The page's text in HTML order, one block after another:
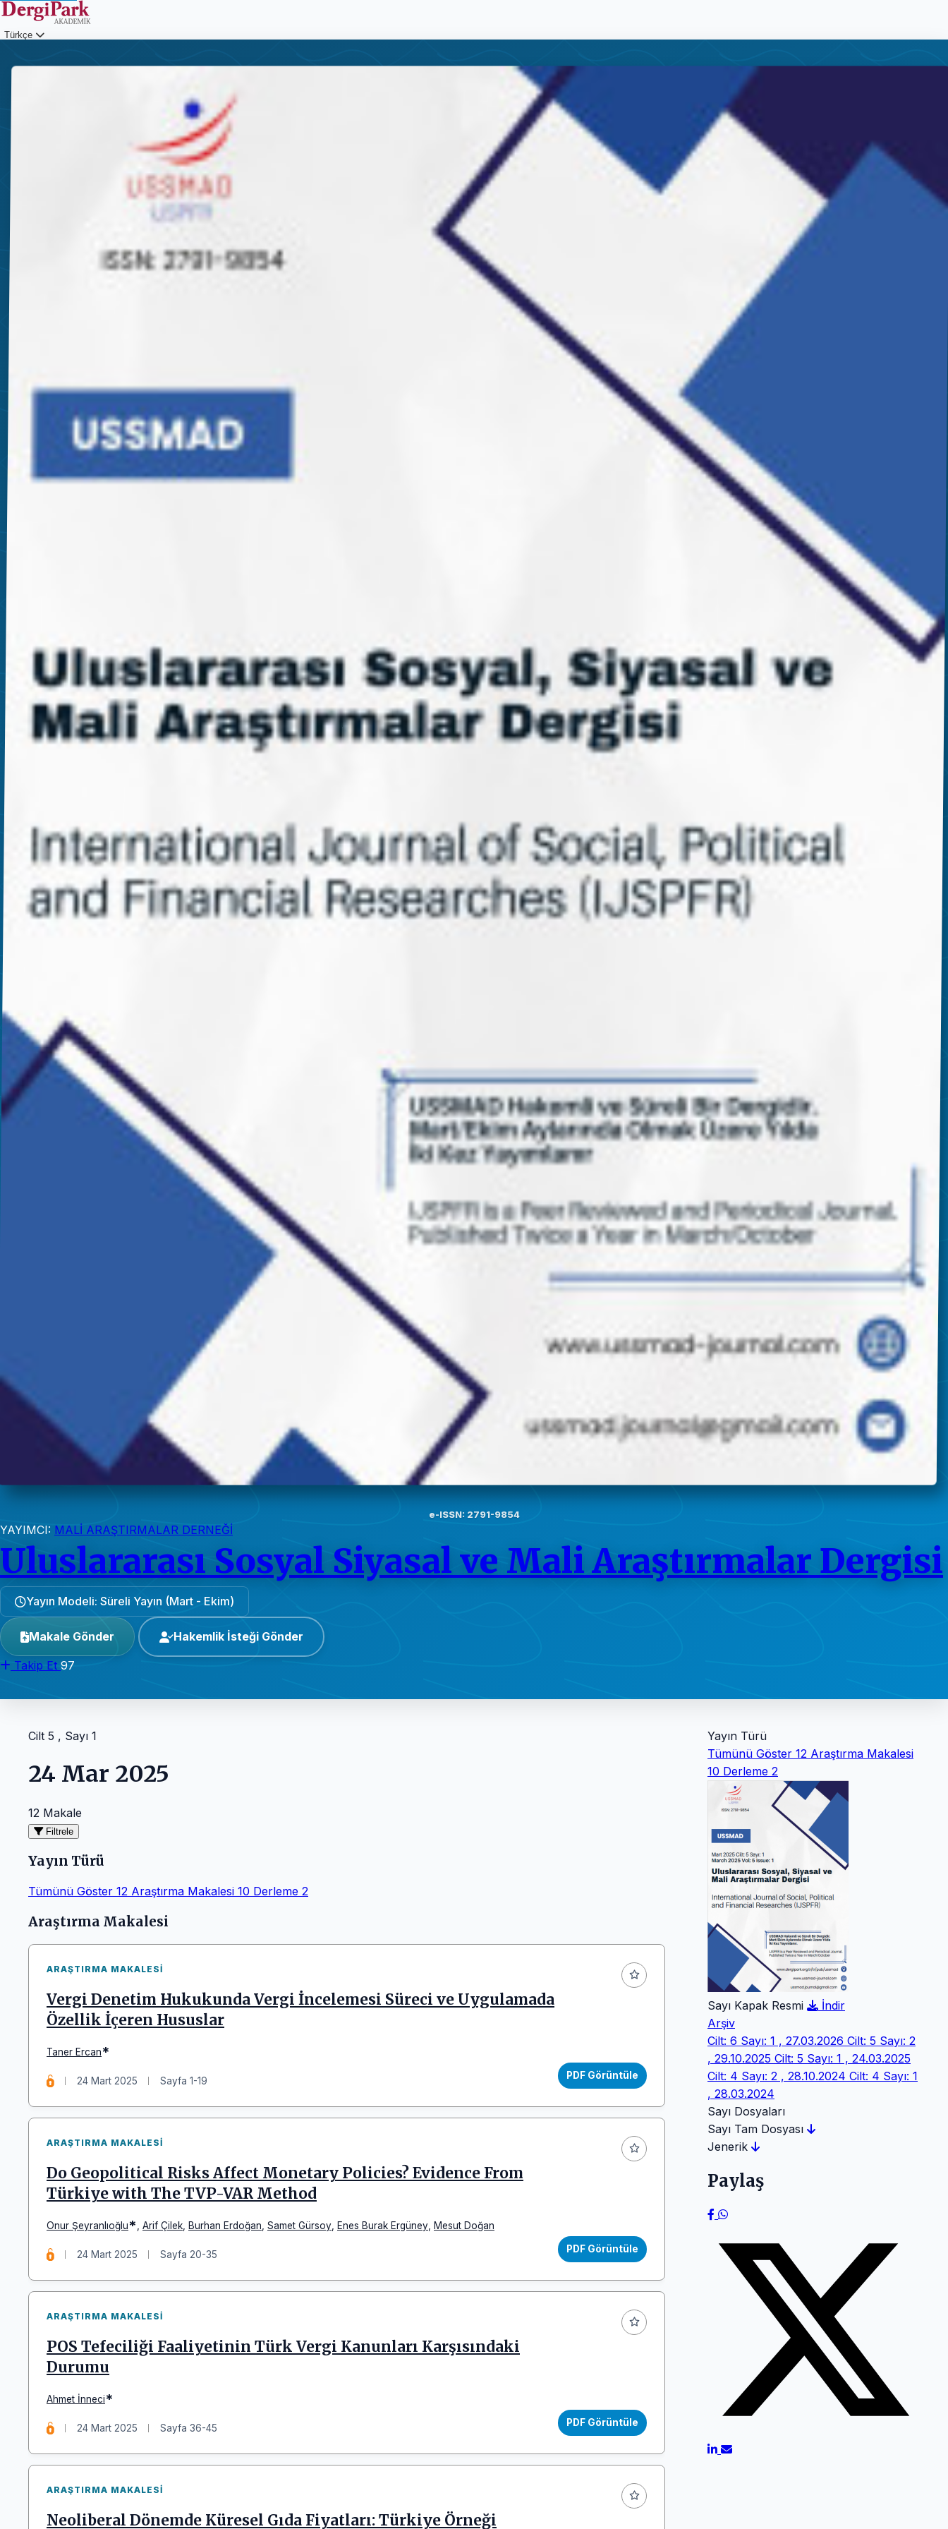
Türkçe
e-ISSN: 2791-9854
YAYIMCI: MALİ ARAŞTIRMALAR DERNEĞİ
Uluslararası Sosyal Siyasal ve Mali Araştırmalar Dergisi
Yayın Modeli: Süreli Yayın (Mart - Ekim)
Makale Gönder Hakemlik İsteği Gönder
Takip Et 97
Cilt 5 , Sayı 1
24 Mar 2025
12 Makale
Filtrele
Yayın Türü
Tümünü Göster 12 Araştırma Makalesi 10 Derleme 2
Makaleler
Araştırma Makalesi
ARAŞTIRMA MAKALESI
Vergi Denetim Hukukunda Vergi İncelemesi Süreci ve Uygulamada
Özellik İçeren Hususlar
Taner Ercan*
24 Mart 2025 Sayfa 1-19 PDF Görüntüle
ARAŞTIRMA MAKALESI
Do Geopolitical Risks Affect Monetary Policies? Evidence From
Türkiye with The TVP-VAR Method
Onur Şeyranlıoğlu* Arif Çilek Burhan Erdoğan Samet Gürsoy Enes Burak Ergüney Mesut Doğan
24 Mart 2025 Sayfa 20-35 PDF Görüntüle
ARAŞTIRMA MAKALESI
POS Tefeciliği Faaliyetinin Türk Vergi Kanunları Karşısındaki
Durumu
Ahmet İnneci*
24 Mart 2025 Sayfa 36-45 PDF Görüntüle
ARAŞTIRMA MAKALESI
Neoliberal Dönemde Küresel Gıda Fiyatları: Türkiye Örneği
Yayın Türü
Tümünü Göster 12 Araştırma Makalesi
10 Derleme 2
Sayı Kapak Resmi
İndir
Arşiv
Cilt: 6 Sayı: 1 , 27.03.2026 Cilt: 5 Sayı: 2
, 29.10.2025 Cilt: 5 Sayı: 1 , 24.03.2025
Cilt: 4 Sayı: 2 , 28.10.2024 Cilt: 4 Sayı: 1
, 28.03.2024
Sayı Dosyaları
Sayı Tam Dosyası
Jenerik
Paylaş